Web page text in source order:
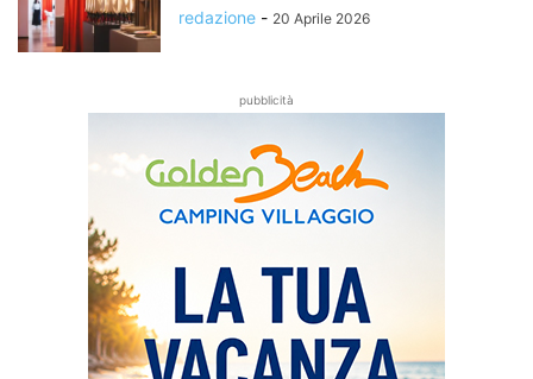
redazione - 20 Aprile 2026
pubblicità